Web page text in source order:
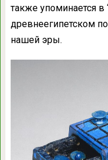
также упоминается в
древнеегипетском
нашей эры.